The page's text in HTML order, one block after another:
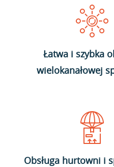
Łatwa i szybka
wielokanałowej
Obsługa hurtowni i